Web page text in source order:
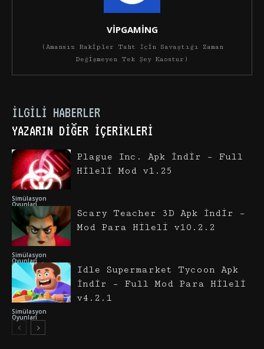
VİPGAMİNG
(Amansız Rakipler Taht İçin Savaştığı Zaman
Değişmeyen Tek Şey Kaostur)
İLGILI HABERLER
YAZARIN DIĞER İÇERIKLERI
Simülasyon
Oyunları
Plague Inc. Apk İndir – Full
Hileli Mod v1.25
Simülasyon
Oyunları
Scary Teacher 3D Apk İndir –
Mod Para Hileli v10.2.2
Simülasyon
Oyunları
Idle Supermarket Tycoon Apk
İndir – Full Mod Para Hileli
v4.2.1